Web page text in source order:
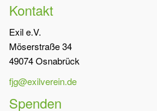
Kontakt
Exil e.V.
Möserstraße 34
49074 Osnabrück
fjg@exilverein.de
Spenden